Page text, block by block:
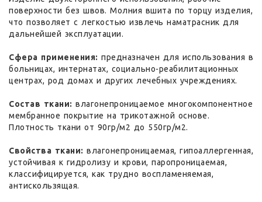
поверхности без швов. Молния вшита по торцу изделия,
что позволяет с легкостью извлечь наматрасник для
дальнейшей эксплуатации.
Сфера применения: предназначен для использования в
больницах, интернатах, социально-реабилитационных
центрах, род домах и других лечебных учреждениях.
Состав ткани: влагонепроницаемое многокомпонентное
мембранное покрытие на трикотажной основе.
Плотность ткани от 90гр/м2 до 550гр/м2.
Свойства ткани: влагонепроницаемая, гипоаллергенная,
устойчивая к гидролизу и крови, паропроницаемая,
классифицируется, как трудно воспламеняемая,
антискользящая.